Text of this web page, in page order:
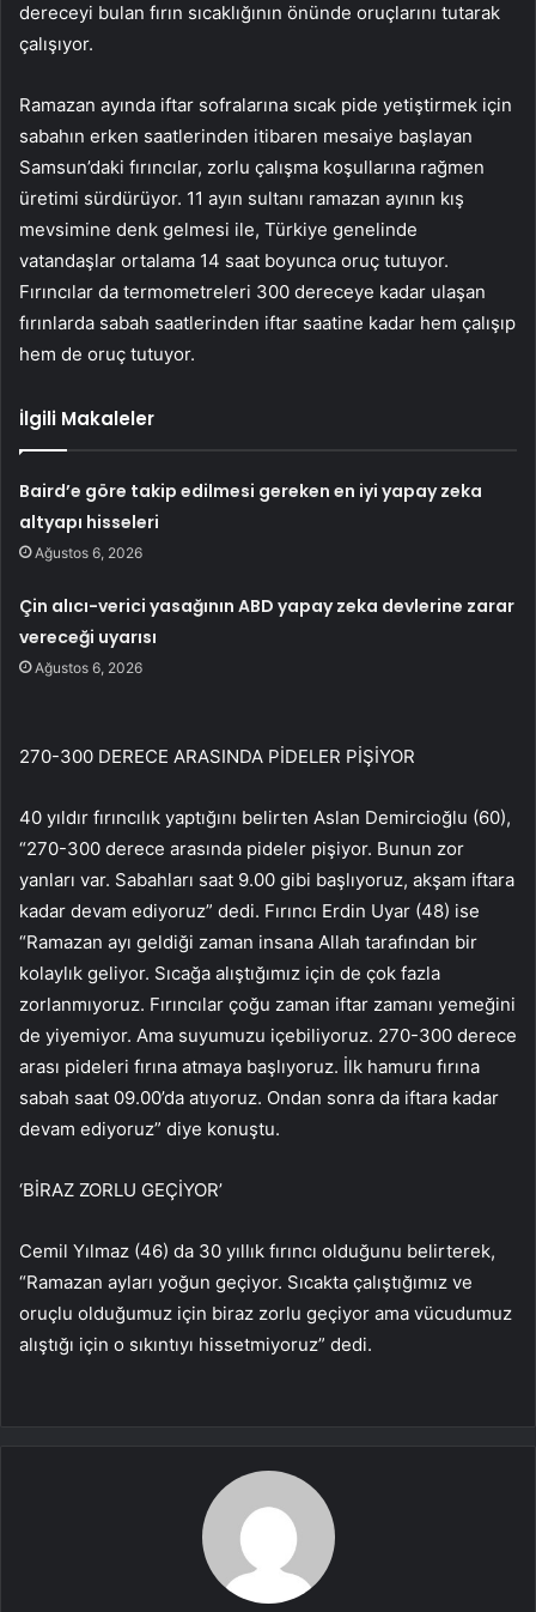
dereceyi bulan fırın sıcaklığının önünde oruçlarını tutarak
çalışıyor.
Ramazan ayında iftar sofralarına sıcak pide yetiştirmek için
sabahın erken saatlerinden itibaren mesaiye başlayan
Samsun’daki fırıncılar, zorlu çalışma koşullarına rağmen
üretimi sürdürüyor. 11 ayın sultanı ramazan ayının kış
mevsimine denk gelmesi ile, Türkiye genelinde
vatandaşlar ortalama 14 saat boyunca oruç tutuyor.
Fırıncılar da termometreleri 300 dereceye kadar ulaşan
fırınlarda sabah saatlerinden iftar saatine kadar hem çalışıp
hem de oruç tutuyor.
İlgili Makaleler
Baird’e göre takip edilmesi gereken en iyi yapay zeka
altyapı hisseleri
Ağustos 6, 2026
Çin alıcı-verici yasağının ABD yapay zeka devlerine zarar
vereceği uyarısı
Ağustos 6, 2026
270-300 DERECE ARASINDA PİDELER PİŞİYOR
40 yıldır fırıncılık yaptığını belirten Aslan Demircioğlu (60),
“270-300 derece arasında pideler pişiyor. Bunun zor
yanları var. Sabahları saat 9.00 gibi başlıyoruz, akşam iftara
kadar devam ediyoruz” dedi. Fırıncı Erdin Uyar (48) ise
“Ramazan ayı geldiği zaman insana Allah tarafından bir
kolaylık geliyor. Sıcağa alıştığımız için de çok fazla
zorlanmıyoruz. Fırıncılar çoğu zaman iftar zamanı yemeğini
de yiyemiyor. Ama suyumuzu içebiliyoruz. 270-300 derece
arası pideleri fırına atmaya başlıyoruz. İlk hamuru fırına
sabah saat 09.00’da atıyoruz. Ondan sonra da iftara kadar
devam ediyoruz” diye konuştu.
‘BİRAZ ZORLU GEÇİYOR’
Cemil Yılmaz (46) da 30 yıllık fırıncı olduğunu belirterek,
“Ramazan ayları yoğun geçiyor. Sıcakta çalıştığımız ve
oruçlu olduğumuz için biraz zorlu geçiyor ama vücudumuz
alıştığı için o sıkıntıyı hissetmiyoruz” dedi.